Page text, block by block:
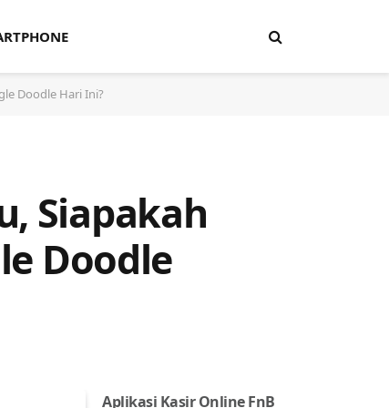
Doodle Hari Ini?
Siapakah
Doodle
Aplikasi Kasir Online FnB